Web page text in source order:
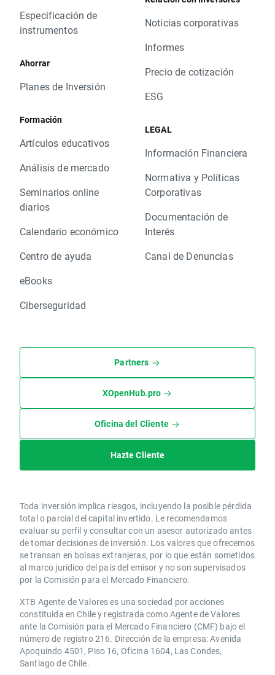
Especificación de
instrumentos
Ahorrar
Planes de Inversión
Formación
Artículos educativos
Análisis de mercado
Seminarios online
diarios
Calendario económico
Centro de ayuda
eBooks
Ciberseguridad
Noticias corporativas
Informes
Precio de cotización
ESG
LEGAL
Información Financiera
Normativa y Políticas
Corporativas
Documentación de
Interés
Canal de Denuncias
Partners
XOpenHub.pro
Oficina del Cliente
Hazte Cliente
Toda inversión implica riesgos, incluyendo la posible pérdida
total o parcial del capital invertido. Le recomendamos
evaluar su perfil y consultar con un asesor autorizado antes
de tomar decisiones de inversión. Los valores que ofrecemos
se transan en bolsas extranjeras, por lo que están sometidos
al marco jurídico del país del emisor y no son supervisados
por la Comisión para el Mercado Financiero.
XTB Agente de Valores es una sociedad por acciones
constituida en Chile y registrada como Agente de Valores
ante la Comisión para el Mercado Financiero (CMF) bajo el
número de registro 216. Dirección de la empresa: Avenida
Apoquindo 4501, Piso 16, Oficina 1604, Las Condes,
Santiago de Chile.